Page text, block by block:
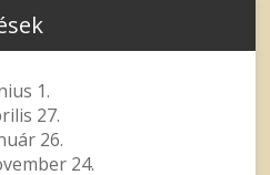
1.
27.
26.
24.